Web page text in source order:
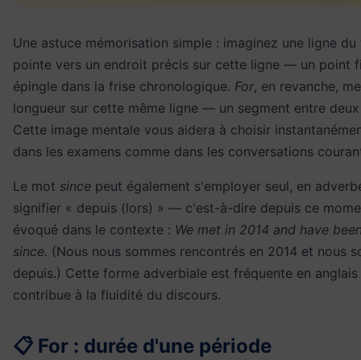
Une astuce mémorisation simple : imaginez une ligne
pointe vers un endroit précis sur cette ligne — un point
épingle dans la frise chronologique. For, en revanche,
longueur sur cette même ligne — un segment entre
Cette image mentale vous aidera à choisir
dans les examens comme dans les conversations
Le mot since peut également s'employer seul, en
signifier « depuis (lors) » — c'est-à-dire depuis ce
évoqué dans le contexte : We met in 2014 and have
since. (Nous nous sommes rencontrés en 2014 et nous
depuis.) Cette forme adverbiale est fréquente en
contribue à la fluidité du discours.
📋 For : durée d'une période